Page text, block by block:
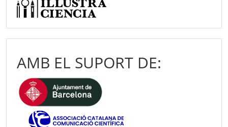
AMB EL SUPORT DE: